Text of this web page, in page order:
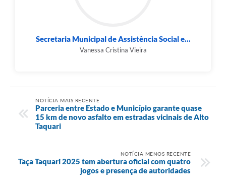
Secretaria Municipal de Assistência Social e...
Vanessa Cristina Vieira
NOTÍCIA MAIS RECENTE
Parceria entre Estado e Município garante quase
15 km de novo asfalto em estradas vicinais de Alto
Taquari
NOTÍCIA MENOS RECENTE
Taça Taquari 2025 tem abertura oficial com quatro
jogos e presença de autoridades